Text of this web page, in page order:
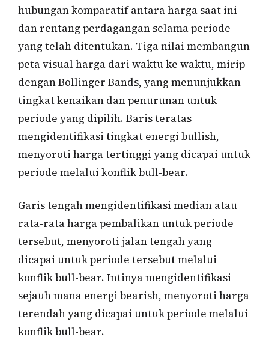
hubungan komparatif antara harga saat ini
dan rentang perdagangan selama periode
yang telah ditentukan. Tiga nilai membangun
peta visual harga dari waktu ke waktu, mirip
dengan Bollinger Bands, yang menunjukkan
tingkat kenaikan dan penurunan untuk
periode yang dipilih. Baris teratas
mengidentifikasi tingkat energi bullish,
menyoroti harga tertinggi yang dicapai untuk
periode melalui konflik bull-bear.
Garis tengah mengidentifikasi median atau
rata-rata harga pembalikan untuk periode
tersebut, menyoroti jalan tengah yang
dicapai untuk periode tersebut melalui
konflik bull-bear. Intinya mengidentifikasi
sejauh mana energi bearish, menyoroti harga
terendah yang dicapai untuk periode melalui
konflik bull-bear.